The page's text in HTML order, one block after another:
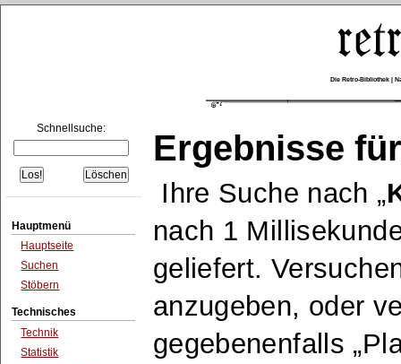
Die Retro-Bibliothek |
Schnellsuche:
Hauptmenü
Hauptseite
Suchen
Stöbern
Technisches
Technik
Statistik
Ergebnisse
Ihre Suche nach
nach 1
geliefert.
anzugeben, oder
gegebenenfalls